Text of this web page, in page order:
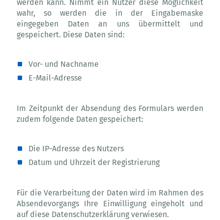
werden kann. Nimmt ein Nutzer diese Möglichkeit
wahr, so werden die in der Eingabemaske
eingegeben Daten an uns übermittelt und
gespeichert. Diese Daten sind:
Vor- und Nachname
E-Mail-Adresse
Im Zeitpunkt der Absendung des Formulars werden
zudem folgende Daten gespeichert:
Die IP-Adresse des Nutzers
Datum und Uhrzeit der Registrierung
Für die Verarbeitung der Daten wird im Rahmen des
Absendevorgangs Ihre Einwilligung eingeholt und
auf diese Datenschutzerklärung verwiesen.